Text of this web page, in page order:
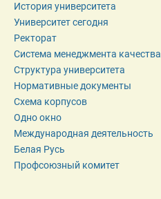
История университета
Университет сегодня
Ректорат
Система менеджмента качества
Структура университета
Нормативные документы
Схема корпусов
Одно окно
Международная деятельность
Белая Русь
Профсоюзный комитет